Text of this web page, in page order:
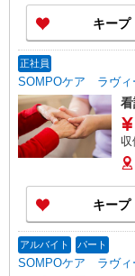
り
キープ
正社員
SOMPOケア ラヴィ
収
【賞
が
月
経
年
キープ
アルバイト パート
SOMPOケア ラヴィ